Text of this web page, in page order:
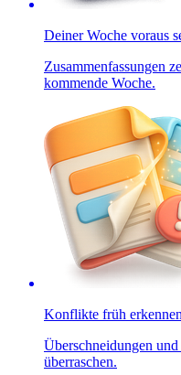
Deiner Woche voraus
Zusammenfassungen
kommende Woche.
Konflikte früh erkennen
Überschneidungen
überraschen.